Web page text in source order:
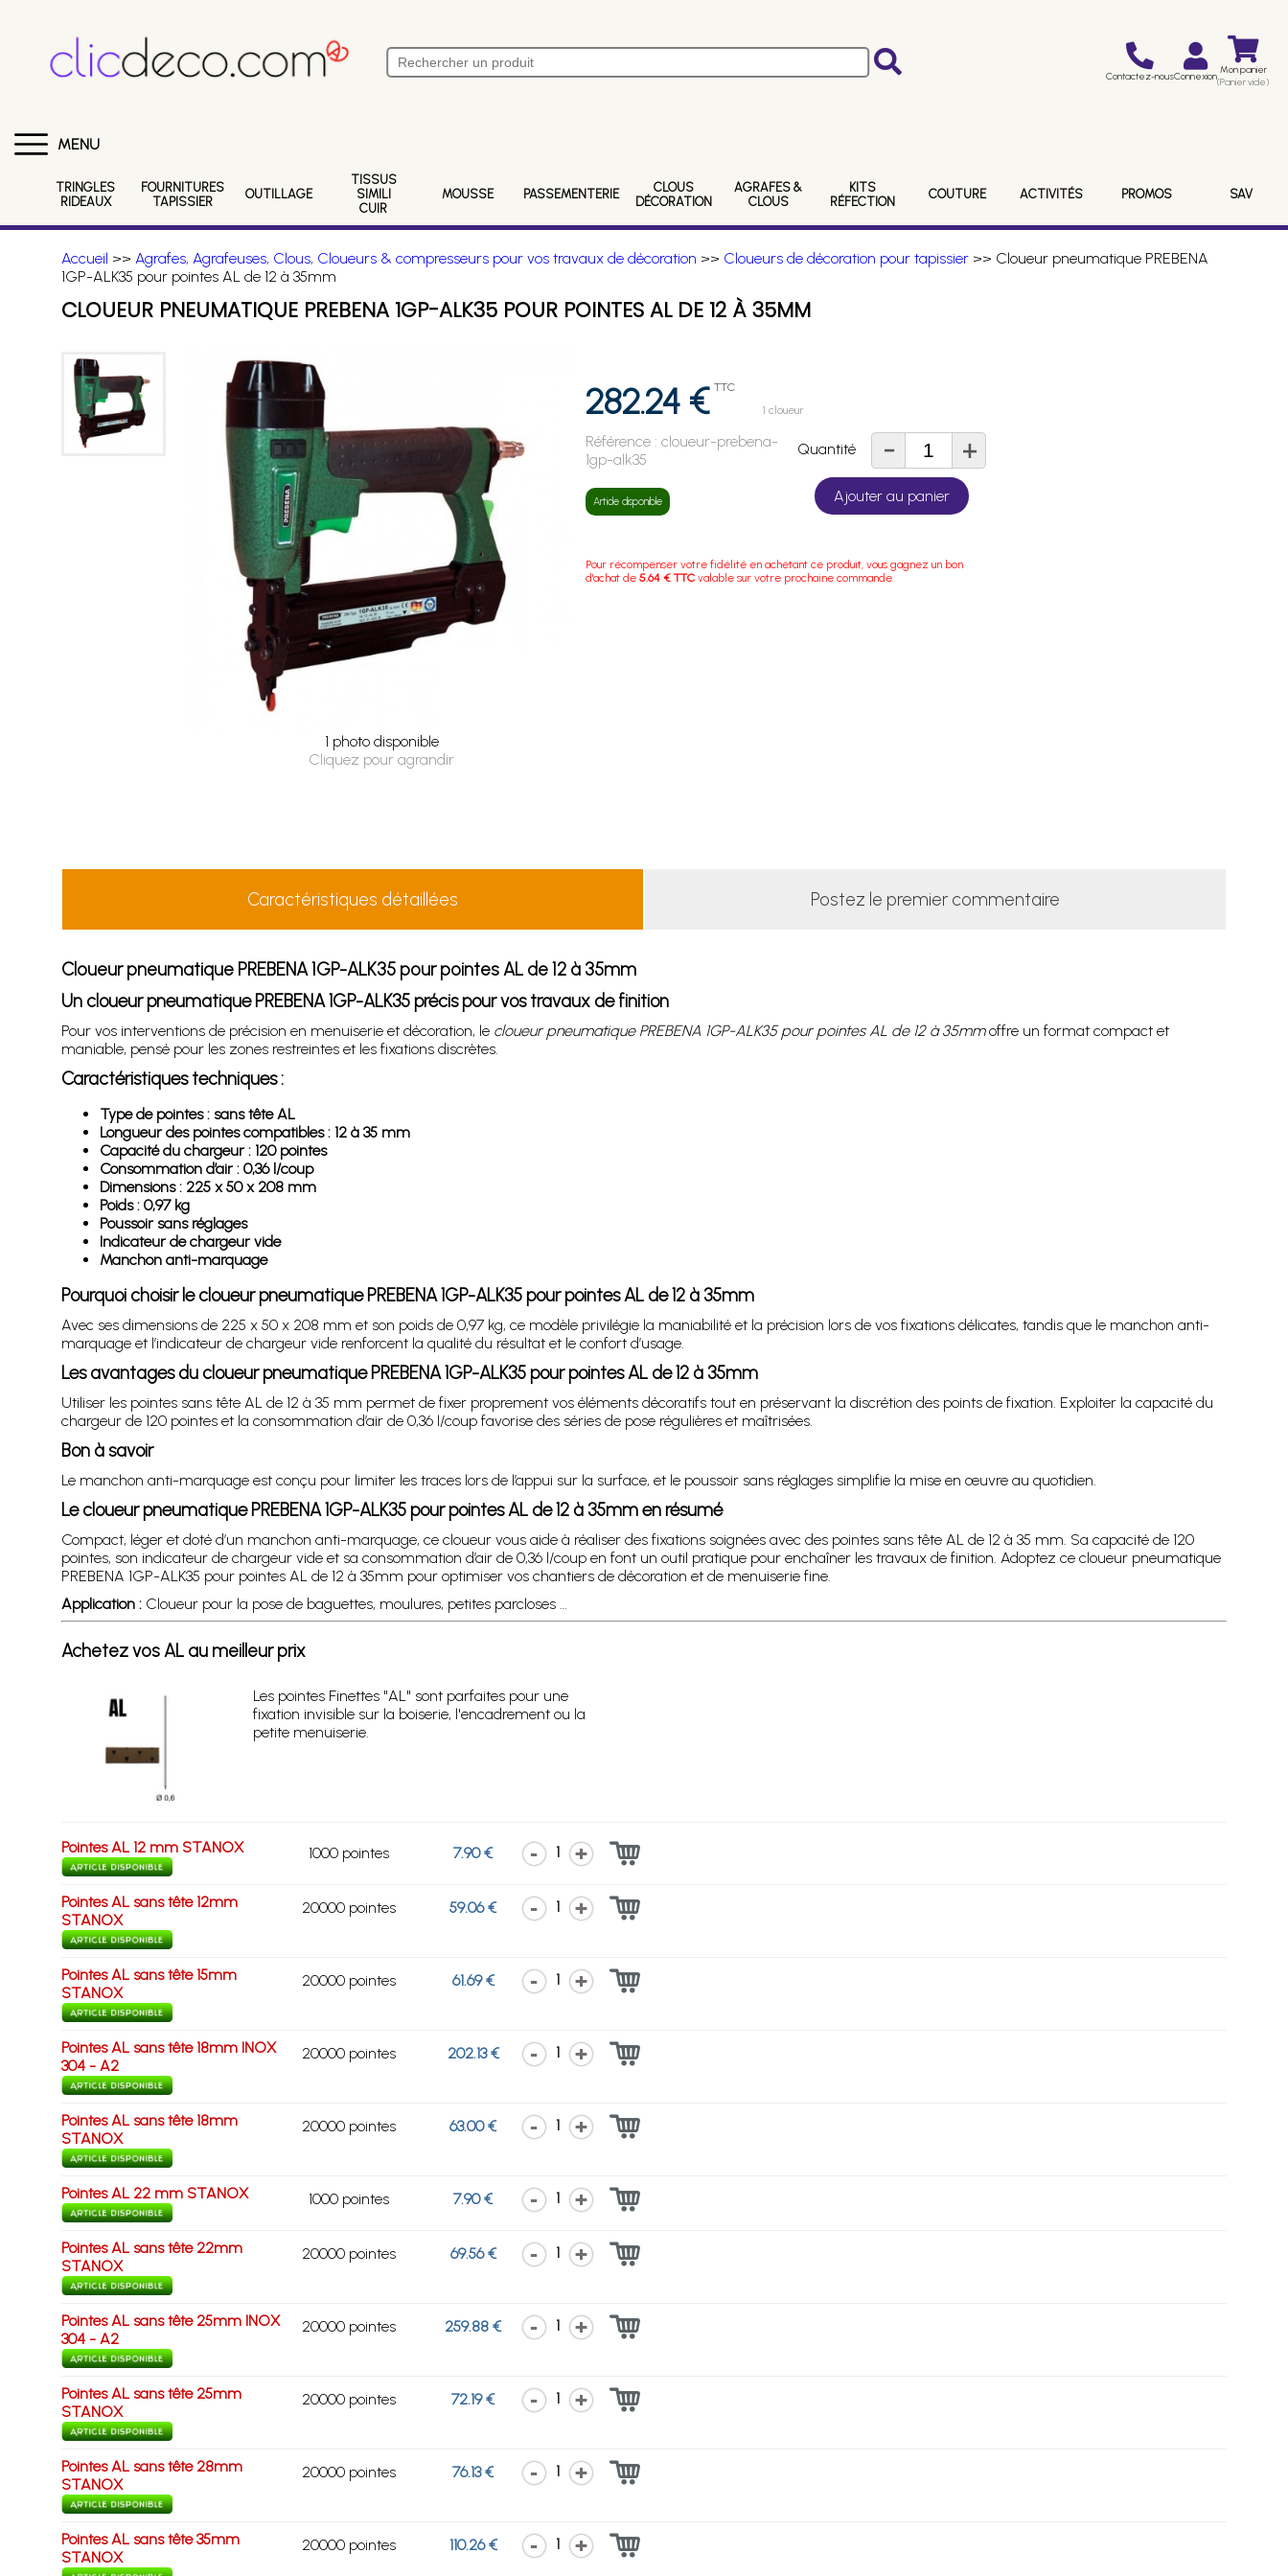
Contactez-nousConnexion Mon panier
(Panier vide)
MENU
TRINGLES
RIDEAUX
FOURNITURES
TAPISSIER
OUTILLAGE
TISSUS
SIMILI
CUIR
MOUSSE PASSEMENTERIE
CLOUS
DÉCORATION
AGRAFES &
CLOUS
KITS
RÉFECTION
COUTURE ACTIVITÉS PROMOS SAV
Accueil >> Agrafes, Agrafeuses, Clous, Cloueurs & compresseurs pour vos travaux de décoration >> Cloueurs de décoration pour tapissier>> Cloueur pneumatique PREBENA
1GP-ALK35 pour pointes AL de 12 à 35mm
CLOUEUR PNEUMATIQUE PREBENA 1GP-ALK35 POUR POINTES AL DE 12 À 35MM
1 photo disponible
Cliquez pour agrandir
282.24 € TTC
1 cloueur
Référence :cloueur-prebena-
1gp-alk35
Article disponible
Quantité - +
Ajouter au panier
Pour récompenser votre fidélité en achetant ce produit, vous gagnez un bon
d'achat de5.64 € TTC valable sur votre prochaine commande.
Caractéristiques détaillées Postez le premier commentaire
Cloueur pneumatique PREBENA 1GP-ALK35 pour pointes AL de 12 à 35mm
Un cloueur pneumatique PREBENA 1GP-ALK35 précis pour vos travaux de finition
Pour vos interventions de précision en menuiserie et décoration, le cloueur pneumatique PREBENA 1GP-ALK35 pour pointes AL de 12 à 35mmoffre un format compact et
maniable, pensé pour les zones restreintes et les fixations discrètes.
Caractéristiques techniques :
Type de pointes : sans tête AL
Longueur des pointes compatibles : 12 à 35 mm
Capacité du chargeur : 120 pointes
Consommation d’air : 0,36 l/coup
Dimensions : 225 x 50 x 208 mm
Poids : 0,97 kg
Poussoir sans réglages
Indicateur de chargeur vide
Manchon anti-marquage
Pourquoi choisir le cloueur pneumatique PREBENA 1GP-ALK35 pour pointes AL de 12 à 35mm
Avec ses dimensions de 225 x 50 x 208 mm et son poids de 0,97 kg, ce modèle privilégie la maniabilité et la précision lors de vos fixations délicates, tandis que le manchon anti-
marquage et l’indicateur de chargeur vide renforcent la qualité du résultat et le confort d’usage.
Les avantages du cloueur pneumatique PREBENA 1GP-ALK35 pour pointes AL de 12 à 35mm
Utiliser les pointes sans tête AL de 12 à 35 mm permet de fixer proprement vos éléments décoratifs tout en préservant la discrétion des points de fixation. Exploiter la capacité du
chargeur de 120 pointes et la consommation d’air de 0,36 l/coup favorise des séries de pose régulières et maîtrisées.
Bon à savoir
Le manchon anti-marquage est conçu pour limiter les traces lors de l’appui sur la surface, et le poussoir sans réglages simplifie la mise en œuvre au quotidien.
Le cloueur pneumatique PREBENA 1GP-ALK35 pour pointes AL de 12 à 35mm en résumé
Compact, léger et doté d’un manchon anti-marquage, ce cloueur vous aide à réaliser des fixations soignées avec des pointes sans tête AL de 12 à 35 mm. Sa capacité de 120
pointes, son indicateur de chargeur vide et sa consommation d’air de 0,36 l/coup en font un outil pratique pour enchaîner les travaux de finition. Adoptez ce cloueur pneumatique
PREBENA 1GP-ALK35 pour pointes AL de 12 à 35mm pour optimiser vos chantiers de décoration et de menuiserie fine.
Application :Cloueur pour la pose de baguettes, moulures, petites parcloses …
Achetez vos AL au meilleur prix
Les pointes Finettes "AL" sont parfaites pour une
fixation invisible sur la boiserie, l'encadrement ou la
petite menuiserie.
Pointes AL 12 mm STANOX 1000 pointes 7.90 € 1
Pointes AL sans tête 12mm
STANOX
20000 pointes 59.06 € 1
Pointes AL sans tête 15mm
STANOX
20000 pointes 61.69 € 1
Pointes AL sans tête 18mm INOX
304 - A2
20000 pointes 202.13 € 1
Pointes AL sans tête 18mm
STANOX
20000 pointes 63.00 € 1
Pointes AL 22 mm STANOX 1000 pointes 7.90 € 1
Pointes AL sans tête 22mm
STANOX
20000 pointes 69.56 € 1
Pointes AL sans tête 25mm INOX
304 - A2
20000 pointes 259.88 € 1
Pointes AL sans tête 25mm
STANOX
20000 pointes 72.19 € 1
Pointes AL sans tête 28mm
STANOX
20000 pointes 76.13 € 1
Pointes AL sans tête 35mm
STANOX
20000 pointes 110.26 € 1